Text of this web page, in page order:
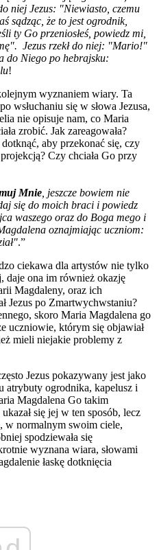
niej Jezus: "Niewiasto, czemu
sądząc, że to jest ogrodnik,
ty Go przeniosłeś, powiedz mi,
Jezus rzekł do niej: "Mario!"
do Niego po hebrajsku:
!
wyznaniem wiary. Ta
wsłuchaniu się w słowa Jezusa,
nie opisuje nam, co Maria
zrobić. Jak zareagowała?
aby przekonać się, czy
Czy chciała Go przy
Mnie, jeszcze bowiem nie
się do moich braci i powiedz
waszego oraz do Boga mego i
oznajmiając uczniom:
.”
ciekawa dla artystów nie tylko
daje ona im również okazję
Magdaleny, oraz ich
Jezus po Zmartwychwstaniu?
skoro Maria Magdalena go
uczniowie, którym się objawiał
mieli niejakie problemy z
Jezus pokazywany jest jako
atrybuty ogrodnika, kapelusz i
Magdalena Go takim
się jej w ten sposób, lecz
w normalnym swoim ciele,
spodziewała się
wyznana wiara, słowami
łaskę dotknięcia